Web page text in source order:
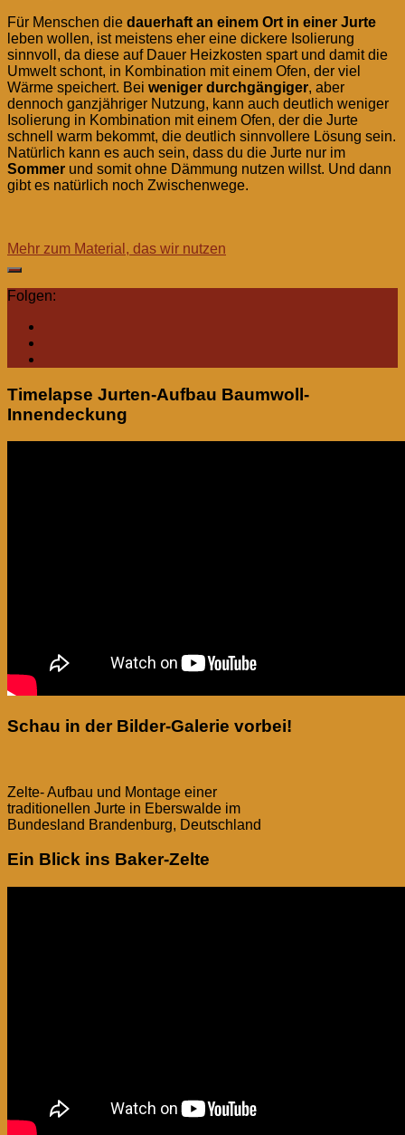
Für Menschen die dauerhaft an einem Ort in einer Jurte
leben wollen, ist meistens eher eine dickere Isolierung
sinnvoll, da diese auf Dauer Heizkosten spart und damit die
Umwelt schont, in Kombination mit einem Ofen, der viel
Wärme speichert. Bei weniger durchgängiger, aber
dennoch ganzjähriger Nutzung, kann auch deutlich weniger
Isolierung in Kombination mit einem Ofen, der die Jurte
schnell warm bekommt, die deutlich sinnvollere Lösung sein.
Natürlich kann es auch sein, dass du die Jurte nur im
Sommer und somit ohne Dämmung nutzen willst. Und dann
gibt es natürlich noch Zwischenwege.
Mehr zum Material, das wir nutzen
Folgen:
Timelapse Jurten-Aufbau Baumwoll-
Innendeckung
Schau in der Bilder-Galerie vorbei!
Zelte- Aufbau und Montage einer
traditionellen Jurte in Eberswalde im
Bundesland Brandenburg, Deutschland
Ein Blick ins Baker-Zelte